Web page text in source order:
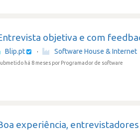
objetiva e com
Blip.pt · Software House & Internet
há 8 meses por Programador de software
experiência,